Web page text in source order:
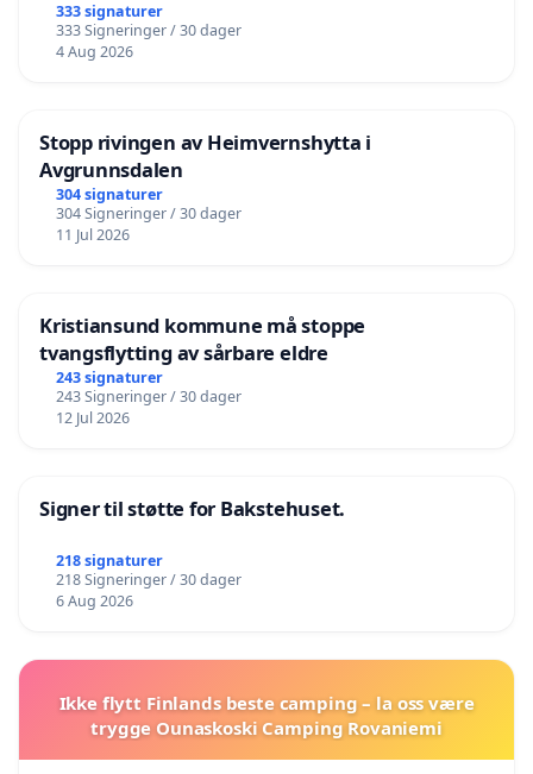
333 signaturer
333 Signeringer / 30 dager
4 Aug 2026
Stopp rivingen av Heimvernshytta i
Avgrunnsdalen
304 signaturer
304 Signeringer / 30 dager
11 Jul 2026
Kristiansund kommune må stoppe
tvangsflytting av sårbare eldre
243 signaturer
243 Signeringer / 30 dager
12 Jul 2026
Signer til støtte for Bakstehuset.
218 signaturer
218 Signeringer / 30 dager
6 Aug 2026
Ikke flytt Finlands beste camping – la oss være
trygge Ounaskoski Camping Rovaniemi